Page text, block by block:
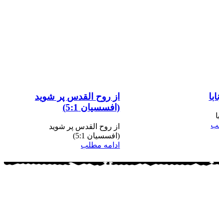
از روح القدس پر شوید
(افسسیان 5:1)
از روح القدس پر شوید
(افسسیان 5:1)
ادامه مطلب